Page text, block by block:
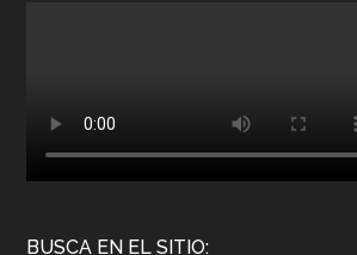
BUSCA EN EL SITIO: